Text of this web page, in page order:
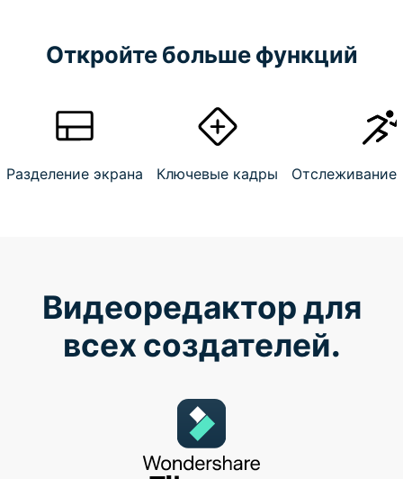
Откройте больше функций
Разделение экрана Ключевые кадры Отслеживание
Видеоредактор для
всех создателей.